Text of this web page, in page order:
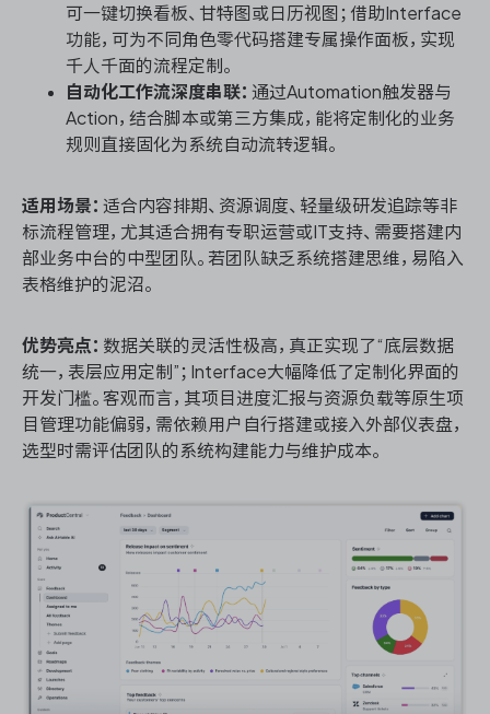
可一键切换看板、甘特图或日历视图；借助Interface
功能，可为不同角色零代码搭建专属操作面板，实现
千人千面的流程定制。
自动化工作流深度串联： 通过Automation触发器与
Action，结合脚本或第三方集成，能将定制化的业务
规则直接固化为系统自动流转逻辑。
适用场景： 适合内容排期、资源调度、轻量级研发追踪等非
标流程管理，尤其适合拥有专职运营或IT支持、需要搭建内
部业务中台的中型团队。若团队缺乏系统搭建思维，易陷入
表格维护的泥沼。
优势亮点： 数据关联的灵活性极高，真正实现了“底层数据
统一，表层应用定制”；Interface大幅降低了定制化界面的
开发门槛。客观而言，其项目进度汇报与资源负载等原生项
目管理功能偏弱，需依赖用户自行搭建或接入外部仪表盘，
选型时需评估团队的系统构建能力与维护成本。